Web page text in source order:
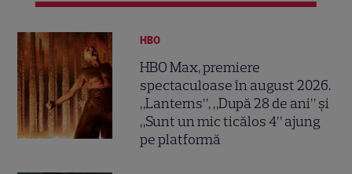
HBO
HBO Max, premiere
spectaculoase în august 2026.
„Lanterns”, „După 28 de ani” și
„Sunt un mic ticălos 4” ajung
pe platformă